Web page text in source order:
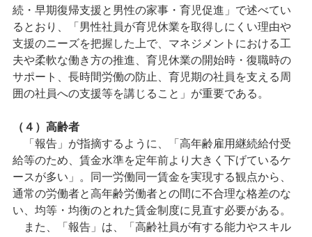
続・早期復帰支援と男性の家事・育児促進」で述べてい
るとおり、「男性社員が育児休業を取得しにくい理由や
支援のニーズを把握した上で、マネジメントにおける工
夫や柔軟な働き方の推進、育児休業の開始時・復職時の
サポート、長時間労働の防止、育児期の社員を支える周
囲の社員への支援等を講じること」が重要である。
（４）高齢者
「報告」が指摘するように、「高年齢雇用継続給付受
給等のため、賃金水準を定年前より大きく下げているケ
ースが多い」。同一労働同一賃金を実現する観点から、
通常の労働者と高年齢労働者との間に不合理な格差のな
い、均等・均衡のとれた賃金制度に見直す必要がある。
また、「報告」は、「高齢社員が有する能力やスキル